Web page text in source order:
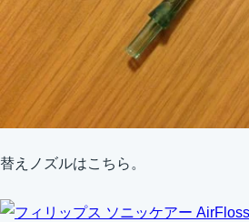
替えノズルはこちら。
フィリップス ソニッケアー